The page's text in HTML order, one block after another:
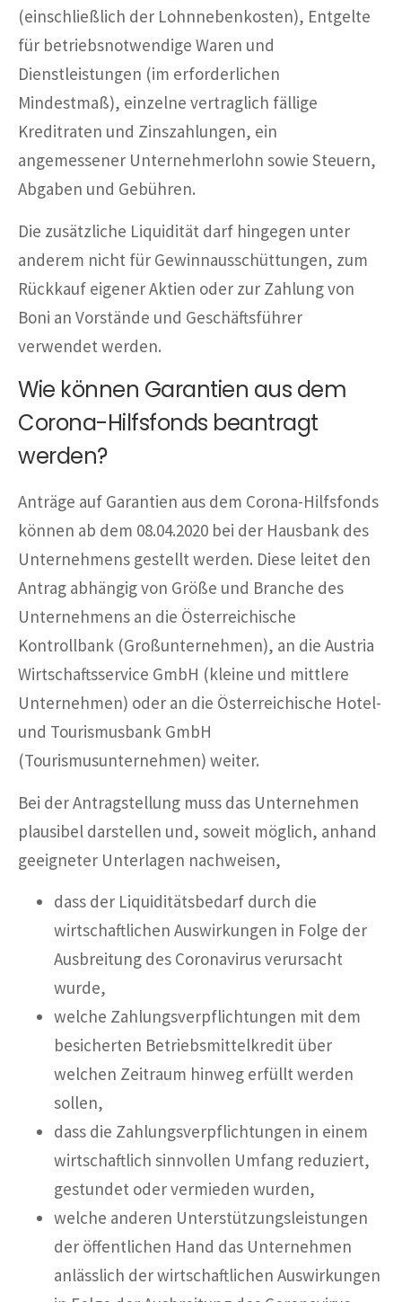
(einschließlich der Lohnnebenkosten), Entgelte
für betriebsnotwendige Waren und
Dienstleistungen (im erforderlichen
Mindestmaß), einzelne vertraglich fällige
Kreditraten und Zinszahlungen, ein
angemessener Unternehmerlohn sowie Steuern,
Abgaben und Gebühren.
Die zusätzliche Liquidität darf hingegen unter
anderem nicht für Gewinnausschüttungen, zum
Rückkauf eigener Aktien oder zur Zahlung von
Boni an Vorstände und Geschäftsführer
verwendet werden.
Wie können Garantien aus dem
Corona-Hilfsfonds beantragt
werden?
Anträge auf Garantien aus dem Corona-Hilfsfonds
können ab dem 08.04.2020 bei der Hausbank des
Unternehmens gestellt werden. Diese leitet den
Antrag abhängig von Größe und Branche des
Unternehmens an die Österreichische
Kontrollbank (Großunternehmen), an die Austria
Wirtschaftsservice GmbH (kleine und mittlere
Unternehmen) oder an die Österreichische Hotel-
und Tourismusbank GmbH
(Tourismusunternehmen) weiter.
Bei der Antragstellung muss das Unternehmen
plausibel darstellen und, soweit möglich, anhand
geeigneter Unterlagen nachweisen,
dass der Liquiditätsbedarf durch die
wirtschaftlichen Auswirkungen in Folge der
Ausbreitung des Coronavirus verursacht
wurde,
welche Zahlungsverpflichtungen mit dem
besicherten Betriebsmittelkredit über
welchen Zeitraum hinweg erfüllt werden
sollen,
dass die Zahlungsverpflichtungen in einem
wirtschaftlich sinnvollen Umfang reduziert,
gestundet oder vermieden wurden,
welche anderen Unterstützungsleistungen
der öffentlichen Hand das Unternehmen
anlässlich der wirtschaftlichen Auswirkungen